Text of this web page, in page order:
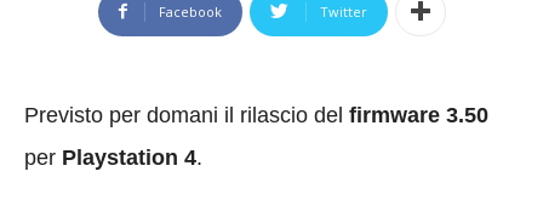
Facebook Twitter
Previsto per domani il rilascio del firmware 3.50
per Playstation 4.